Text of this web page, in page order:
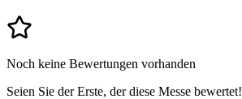
Noch keine Bewertungen vorhanden
Seien Sie der Erste, der diese Messe bewertet!